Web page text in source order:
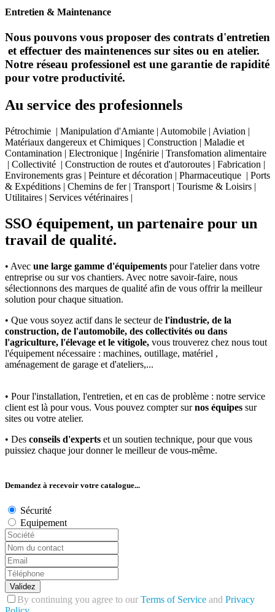
Entretien & Maintenance
Nous pouvons vous proposer des contrats d'entretien
et effectuer des maintenences sur sites ou en atelier.
Notre réseau professionel est une garantie de rapidité
pour votre productivité.
Au service des profesionnels
Pétrochimie | Manipulation d'Amiante | Automobile | Aviation |
Matériaux dangereux et Chimiques | Construction | Maladie et
Contamination | Electronique | Ingénirie | Transfomation alimentaire
| Collectivité | Construction de routes et d'autoroutes | Fabrication |
Environements gras | Peinture et décoration | Pharmaceutique | Ports
& Expéditions | Chemins de fer | Transport | Tourisme & Loisirs |
Utilitaires | Services vétérinaires |
SSO équipement, un partenaire pour un
travail de qualité.
• Avec une large gamme d'équipements pour l'atelier dans votre
entreprise ou sur vos chantiers. Avec notre savoir-faire, nous
sélectionnons des marques de qualité afin de vous offrir la meilleur
solution pour chaque situation.
• Que vous soyez actif dans le secteur de l'industrie, de la
construction, de l'automobile, des collectivités ou dans
l'agriculture, l'élevage et le vitigole, vous trouverez chez nous tout
l'équipement nécessaire : machines, outillage, matériel ,
aménagement de garage et d'ateliers,...
• Pour l'installation, l'entretien, et en cas de problème : notre service
client est là pour vous. Vous pouvez compter surnos équipes sur
sites ou votre atelier.
• Des conseils d'experts et un soutien technique, pour que vous
puissiez chaque jour donner le meilleur de vous-même.
Demandez à recevoir votre catalogue...
Sécurité
Equipement
Validez
By continuing you agree to our Terms of Service and Privacy